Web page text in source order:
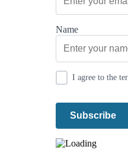
Name
I agree to the